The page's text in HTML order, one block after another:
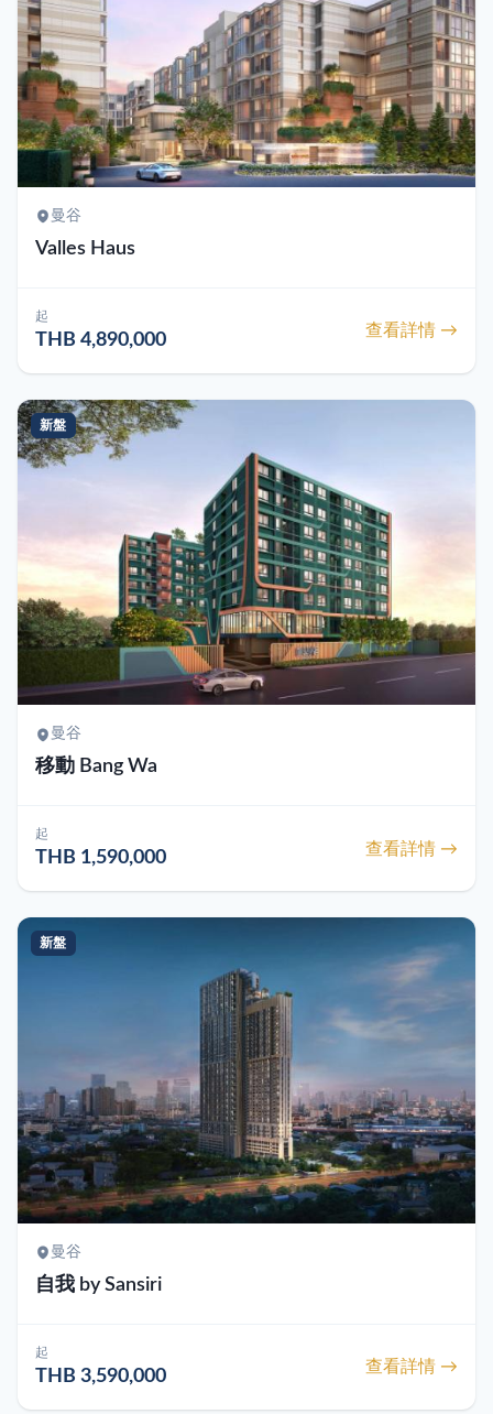
曼谷
Valles Haus
起
THB 4,890,000 查看詳情 →
新盤
曼谷
移動 Bang Wa
起
THB 1,590,000 查看詳情 →
新盤
曼谷
自我 by Sansiri
起
THB 3,590,000 查看詳情 →